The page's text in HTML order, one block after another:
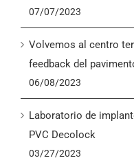
Contactar
English
07/07/2023
Volvemos al centro
feedback del
06/08/2023
Laboratorio de
PVC Decolock
03/27/2023